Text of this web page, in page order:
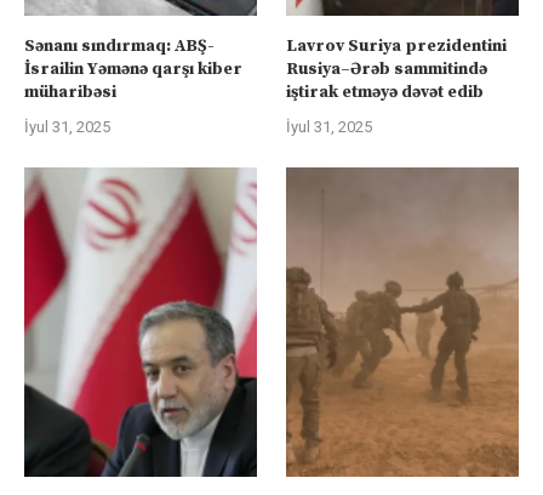
Sənanı sındırmaq: ABŞ-
İsrailin Yəmənə qarşı kiber
müharibəsi
İyul 31, 2025
Lavrov Suriya prezidentini
Rusiya–Ərəb sammitində
iştirak etməyə dəvət edib
İyul 31, 2025